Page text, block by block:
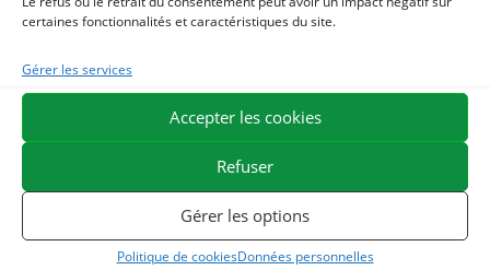
certaines fonctionnalités et caractéristiques du site.
Gérer les services
Accepter les cookies
Refuser
Gérer les options
Politique de cookiesDonnées personnelles
La formule de l’Astrinjambes, unique et efficace, contribue
Cette argile pour cheval est recommandée en cas
d’engorgement, de traumatisme ou pour favoriser la
récupération des tendons après l’effort.
Avec quoi associer Astrinjambes ?
Afin de renforcer l’action décongestionnante sur des